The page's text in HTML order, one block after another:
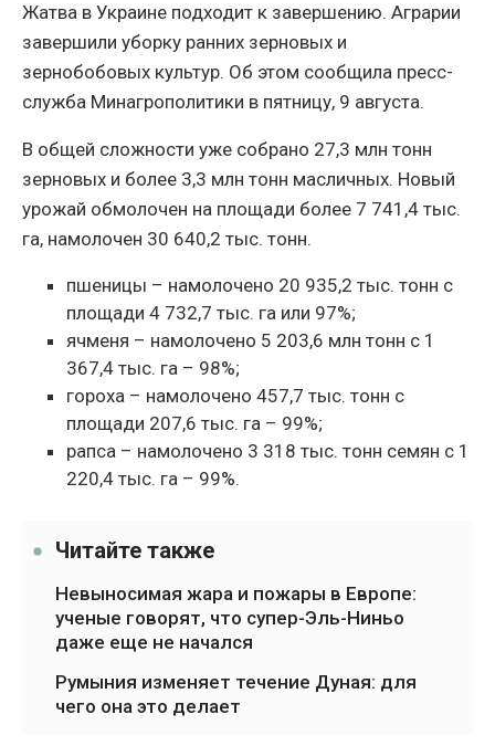
Жатва в Украине подходит к завершению. Аграрии
завершили уборку ранних зерновых и
зернобобовых культур. Об этом сообщила пресс-
служба Минагрополитики в пятницу, 9 августа.
В общей сложности уже собрано 27,3 млн тонн
зерновых и более 3,3 млн тонн масличных. Новый
урожай обмолочен на площади более 7 741,4 тыс.
га, намолочен 30 640,2 тыс. тонн.
пшеницы – намолочено 20 935,2 тыс. тонн с
площади 4 732,7 тыс. га или 97%;
ячменя – намолочено 5 203,6 млн тонн с 1
367,4 тыс. га – 98%;
гороха – намолочено 457,7 тыс. тонн с
площади 207,6 тыс. га – 99%;
рапса – намолочено 3 318 тыс. тонн семян с 1
220,4 тыс. га – 99%.
Читайте также
Невыносимая жара и пожары в Европе:
ученые говорят, что супер-Эль-Ниньо
даже еще не начался
Румыния изменяет течение Дуная: для
чего она это делает